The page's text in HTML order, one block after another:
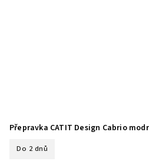
Přepravka CATIT Design Cabrio
Do 2 dnů